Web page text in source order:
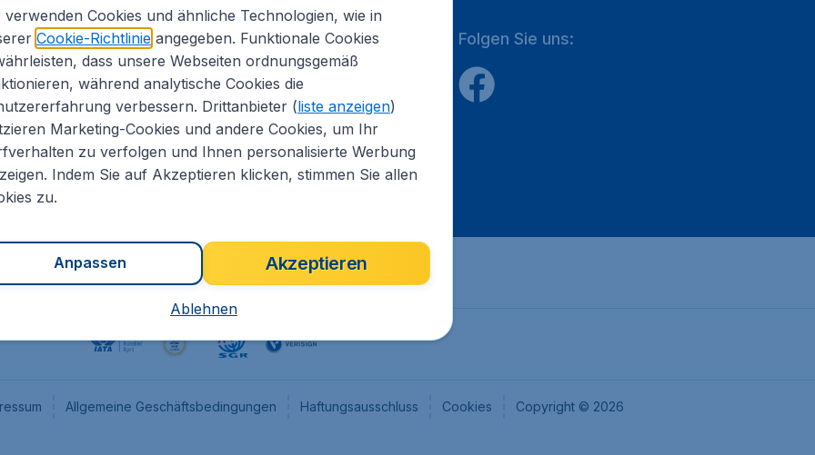
Informationen
Internationale Webseiten
CheapTickets.nl
CheapTickets.be
CheapTickets.ch
CheapTickets.sg
Flugladen.at
Folgen Sie uns:
Allgemeine Geschäftsbedingungen Haftungsausschluss Cookies Copyright © 2026
verwenden Cookies und ähnliche Technologien, wie in
Cookie-Richtlinieangegeben. Funktionale Cookies
dass unsere Webseiten ordnungsgemäß
während analytische Cookies die
verbessern. Drittanbieter (liste anzeigen)
Marketing-Cookies und andere Cookies, um Ihr
zu verfolgen und Ihnen personalisierte Werbung
Indem Sie auf Akzeptieren klicken, stimmen Sie allen
zu.
Akzeptieren
Anpassen
Ablehnen